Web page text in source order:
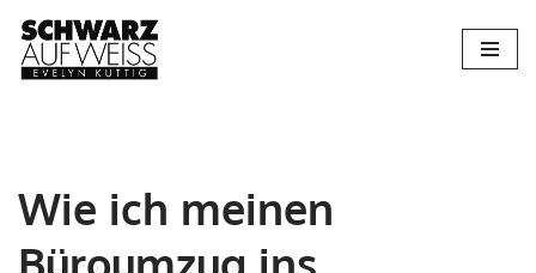
Zum
Wie ich meinen